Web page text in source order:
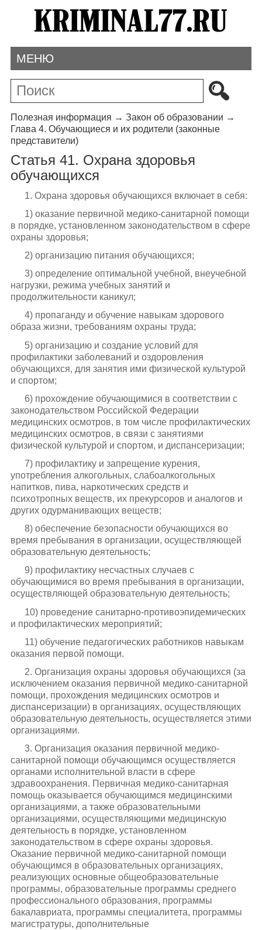
МЕНЮ
Полезная информация → Закон об образовании →
Глава 4. Обучающиеся и их родители (законные
представители)
Статья 41. Охрана здоровья
обучающихся
1. Охрана здоровья обучающихся включает в себя:
1) оказание первичной медико-санитарной помощи
в порядке, установленном законодательством в сфере
охраны здоровья;
2) организацию питания обучающихся;
3) определение оптимальной учебной, внеучебной
нагрузки, режима учебных занятий и
продолжительности каникул;
4) пропаганду и обучение навыкам здорового
образа жизни, требованиям охраны труда;
5) организацию и создание условий для
профилактики заболеваний и оздоровления
обучающихся, для занятия ими физической культурой
и спортом;
6) прохождение обучающимися в соответствии с
законодательством Российской Федерации
медицинских осмотров, в том числе профилактических
медицинских осмотров, в связи с занятиями
физической культурой и спортом, и диспансеризации;
7) профилактику и запрещение курения,
употребления алкогольных, слабоалкогольных
напитков, пива, наркотических средств и
психотропных веществ, их прекурсоров и аналогов и
других одурманивающих веществ;
8) обеспечение безопасности обучающихся во
время пребывания в организации, осуществляющей
образовательную деятельность;
9) профилактику несчастных случаев с
обучающимися во время пребывания в организации,
осуществляющей образовательную деятельность;
10) проведение санитарно-противоэпидемических
и профилактических мероприятий;
11) обучение педагогических работников навыкам
оказания первой помощи.
2. Организация охраны здоровья обучающихся (за
исключением оказания первичной медико-санитарной
помощи, прохождения медицинских осмотров и
диспансеризации) в организациях, осуществляющих
образовательную деятельность, осуществляется этими
организациями.
3. Организация оказания первичной медико-
санитарной помощи обучающимся осуществляется
органами исполнительной власти в сфере
здравоохранения. Первичная медико-санитарная
помощь оказывается обучающимся медицинскими
организациями, а также образовательными
организациями, осуществляющими медицинскую
деятельность в порядке, установленном
законодательством в сфере охраны здоровья.
Оказание первичной медико-санитарной помощи
обучающимся в образовательных организациях,
реализующих основные общеобразовательные
программы, образовательные программы среднего
профессионального образования, программы
бакалавриата, программы специалитета, программы
магистратуры, дополнительные